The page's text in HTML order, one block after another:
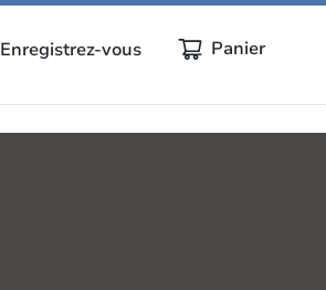
Enregistrez-vous Panier